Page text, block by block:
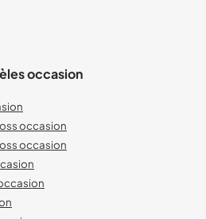
occasion
occasion
occasion